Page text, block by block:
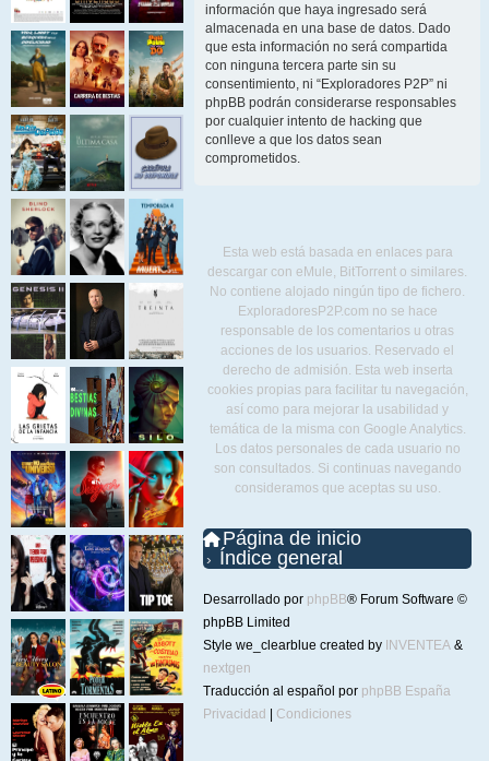
información que haya ingresado será
almacenada en una base de datos. Dado
que esta información no será compartida
con ninguna tercera parte sin su
consentimiento, ni “Exploradores P2P” ni
phpBB podrán considerarse responsables
por cualquier intento de hacking que
conlleve a que los datos sean
comprometidos.
Esta web está basada en enlaces para
descargar con eMule, BitTorrent o similares.
No contiene alojado ningún tipo de fichero.
ExploradoresP2P.com no se hace
responsable de los comentarios u otras
acciones de los usuarios. Reservado el
derecho de admisión. Esta web inserta
cookies propias para facilitar tu navegación,
así como para mejorar la usabilidad y
temática de la misma con Google Analytics.
Los datos personales de cada usuario no
son consultados. Si continuas navegando
consideramos que aceptas su uso.
Página de inicio
Índice general
Desarrollado por phpBB® Forum Software ©
phpBB Limited
Style we_clearblue created by INVENTEA &
nextgen
Traducción al español por phpBB España
Privacidad
Condiciones